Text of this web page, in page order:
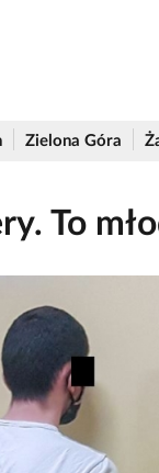
Zielona Góra
To